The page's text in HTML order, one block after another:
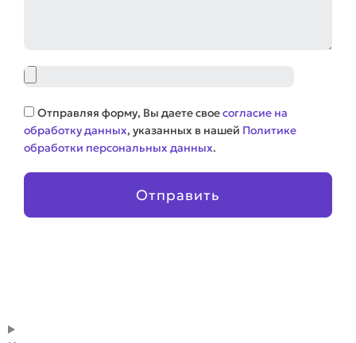
Файл
Соглашение
Отправляя форму, Вы даете своесогласие на
обработку данных, указанных в нашей Политике
обработки персональных данных.
Отправить